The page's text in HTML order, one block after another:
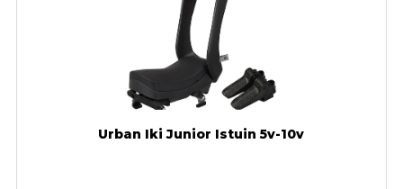
Urban Iki Junior Istuin 5v-10v